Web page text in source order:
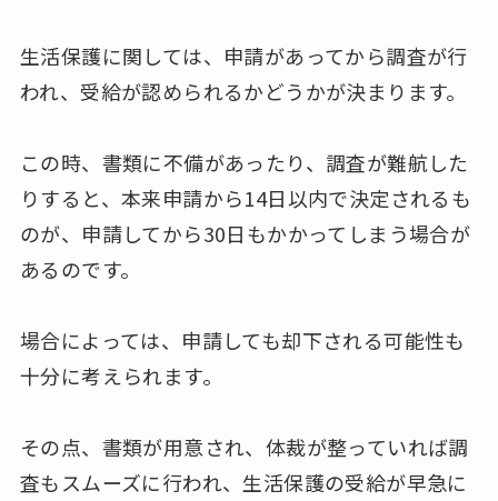
生活保護に関しては、申請があってから調査が行
われ、受給が認められるかどうかが決まります。
この時、書類に不備があったり、調査が難航した
りすると、本来申請から14日以内で決定されるも
のが、申請してから30日もかかってしまう場合が
あるのです。
場合によっては、申請しても却下される可能性も
十分に考えられます。
その点、書類が用意され、体裁が整っていれば調
査もスムーズに行われ、生活保護の受給が早急に